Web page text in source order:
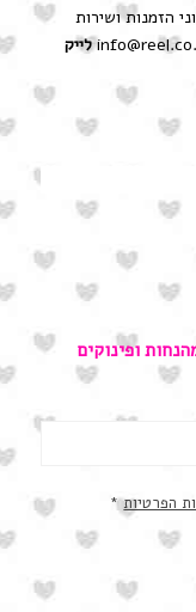
הזמנות ושירות
לייק
ופינוקים
הפרטיות*